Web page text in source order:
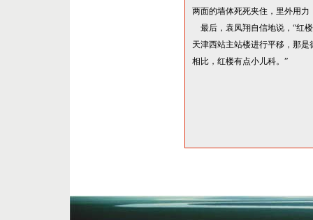
两面的墙体死死夹住，里外用
最后，袁凤翔自信地说， “红
天津西站主站楼进行平移，那
相比，红楼有点小儿科。 ”